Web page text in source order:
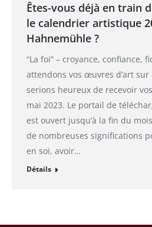
Êtes-vous déjà en train
le calendrier artistique
Hahnemühle ?
“La foi” – croyance, confiance,
attendons vos œuvres d’art sur
serions heureux de recevoir
mai 2023. Le portail de
est ouvert jusqu’à la fin du
de nombreuses significations
en soi, avoir…
Détails